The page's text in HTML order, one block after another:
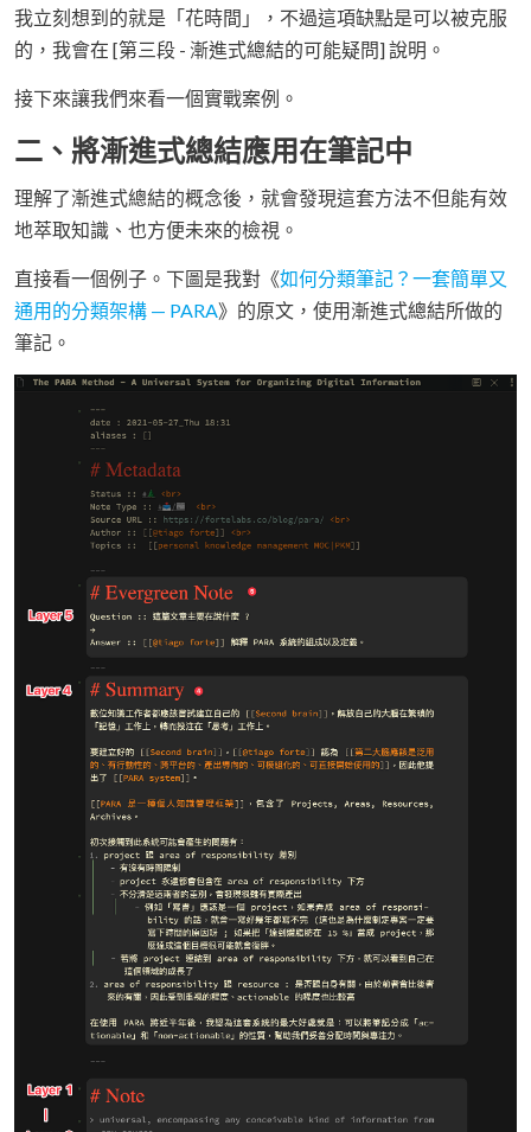
我立刻想到的就是「花時間」，不過這項缺點是可以被克服
的，我會在 [第三段 - 漸進式總結的可能疑問] 說明。
接下來讓我們來看一個實戰案例。
二、將漸進式總結應用在筆記中
理解了漸進式總結的概念後，就會發現這套方法不但能有效
地萃取知識、也方便未來的檢視。
直接看一個例子。下圖是我對《如何分類筆記？一套簡單又
通用的分類架構 — PARA》的原文，使用漸進式總結所做的
筆記。